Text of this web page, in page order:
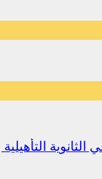
الثانوية